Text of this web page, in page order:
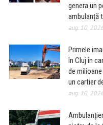
genera un
ambulanță
aug. 10,
Primele
în Cluj în
de
un cartier
aug. 10,